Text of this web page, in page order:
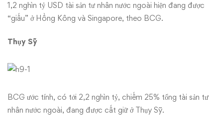
1,2 nghìn tỷ USD tài sản tư nhân nước ngoài hiện đang được
“giấu” ở Hồng Kông và Singapore, theo BCG.
Thụy Sỹ
BCG ước tính, có tới 2,2 nghìn tỷ, chiếm 25% tổng tài sản tư
nhân nước ngoài, đang được cất giữ ở Thụy Sỹ.